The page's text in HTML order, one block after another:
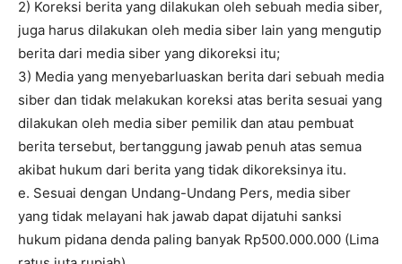
2) Koreksi berita yang dilakukan oleh sebuah media siber,
juga harus dilakukan oleh media siber lain yang mengutip
berita dari media siber yang dikoreksi itu;
3) Media yang menyebarluaskan berita dari sebuah media
siber dan tidak melakukan koreksi atas berita sesuai yang
dilakukan oleh media siber pemilik dan atau pembuat
berita tersebut, bertanggung jawab penuh atas semua
akibat hukum dari berita yang tidak dikoreksinya itu.
e. Sesuai dengan Undang-Undang Pers, media siber
yang tidak melayani hak jawab dapat dijatuhi sanksi
hukum pidana denda paling banyak Rp500.000.000 (Lima